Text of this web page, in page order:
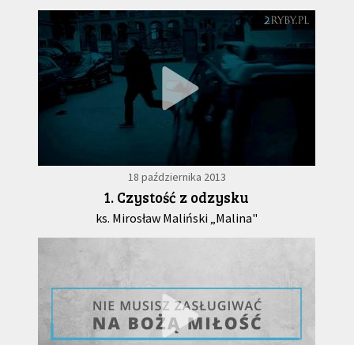
18 października 2013
1. Czystość z odzysku
ks. Mirosław Maliński „Malina"